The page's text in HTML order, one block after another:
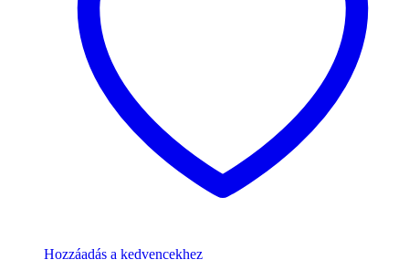
Hozzáadás a kedvencekhez